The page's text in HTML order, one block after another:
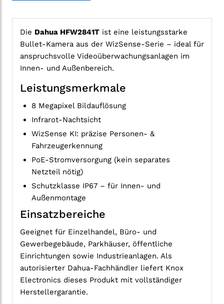
Die Dahua HFW2841T ist eine leistungsstarke
Bullet-Kamera aus der WizSense-Serie – ideal für
anspruchsvolle Videoüberwachungsanlagen im
Innen- und Außenbereich.
Leistungsmerkmale
8 Megapixel Bildauflösung
Infrarot-Nachtsicht
WizSense KI: präzise Personen- &
Fahrzeugerkennung
PoE-Stromversorgung (kein separates
Netzteil nötig)
Schutzklasse IP67 – für Innen- und
Außenmontage
Einsatzbereiche
Geeignet für Einzelhandel, Büro- und
Gewerbegebäude, Parkhäuser, öffentliche
Einrichtungen sowie Industrieanlagen. Als
autorisierter Dahua-Fachhändler liefert Knox
Electronics dieses Produkt mit vollständiger
Herstellergarantie.